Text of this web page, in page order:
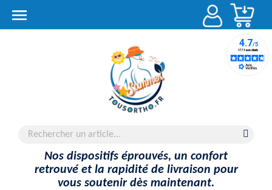

Nos dispositifs éprouvés, un confort
retrouvé et la rapidité de livraison pour
vous soutenir dès maintenant.